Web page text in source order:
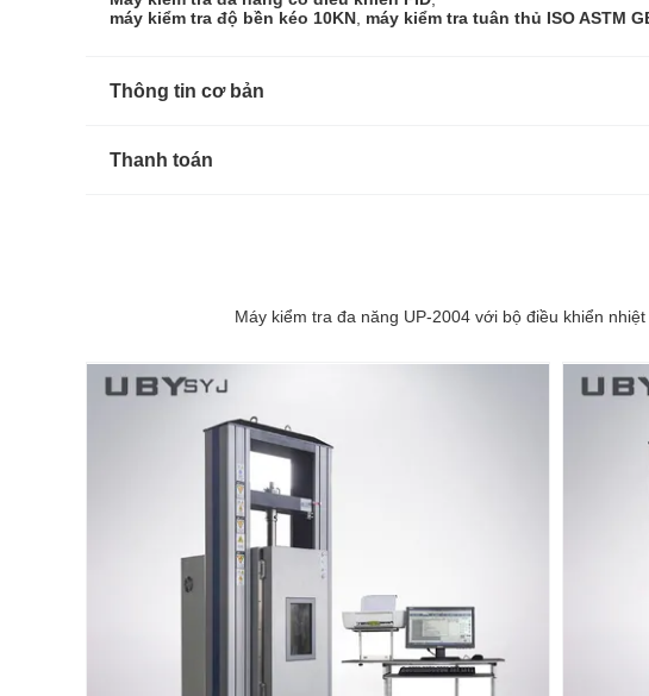
máy kiểm tra độ bền kéo 10KN máy kiểm tra tuân thủ ISO ASTM
Thông tin cơ bản
Thanh toán
Máy kiểm tra đa năng UP-2004 với bộ điều khiển